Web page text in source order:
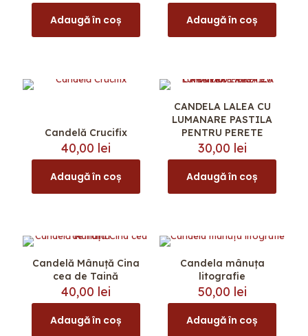
alese
Adaugă în coș Adaugă în coș
Candelă Crucifix
40,00 lei
Adaugă în coș
CANDELA LALEA CU
LUMANARE PASTILA
PENTRU PERETE
30,00 lei
Adaugă în coș
Candelă Mânuță Cina
cea de Taină
40,00 lei
Adaugă în coș
Candela mânuța
litografie
50,00 lei
Adaugă în coș